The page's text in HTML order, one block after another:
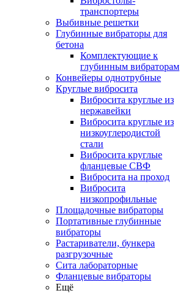
транспортеры
Выбивные решетки
Глубинные вибраторы для
бетона
Комплектующие к
глубинным вибраторам
Конвейеры однотрубные
Круглые вибросита
Вибросита круглые из
нержавейки
Вибросита круглые из
низкоуглеродистой
стали
Вибросита круглые
фланцевые СВФ
Вибросита на проход
Вибросита
низкопрофильные
Площадочные вибраторы
Портативные глубинные
вибраторы
Растариватели, бункера
разгрузочные
Сита лабораторные
Фланцевые вибраторы
Ещё